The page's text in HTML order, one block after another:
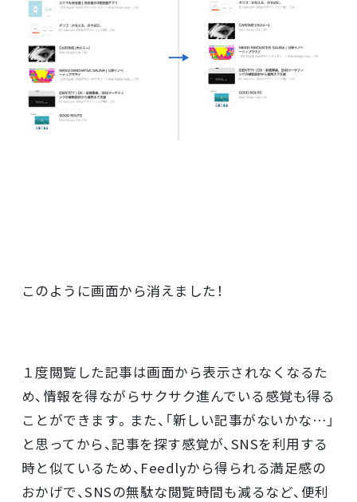
このように画面から消えました！
１度閲覧した記事は画面から表示されなくなるた
め、情報を得ながらサクサク進んでいる感覚も得る
ことができます。また、「新しい記事がないかな…」
と思ってから、記事を探す感覚が、SNSを利用する
時と似ているため、Feedlyから得られる満足感の
おかげで、SNSの無駄な閲覧時間も減るなど、便利